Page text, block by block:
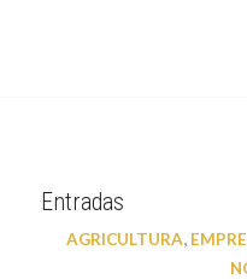
Entradas
AGRICULTURA,